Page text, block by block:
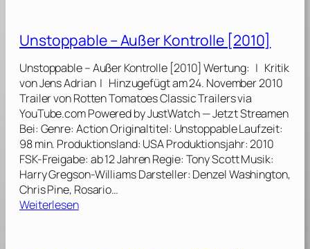
h
n
w
e
l
t
[
1
9
9
9
]
n
f
o
r
m
e
r
s
3
:
D
Unstoppable – Außer Kontrolle [2010]
Unstoppable – Außer Kontrolle [2010] Wertung: | Kritik
von Jens Adrian | Hinzugefügt am 24. November 2010
Trailer von Rotten Tomatoes Classic Trailers via
YouTube.com Powered by JustWatch — Jetzt Streamen
Bei: Genre: Action Originaltitel: Unstoppable Laufzeit:
98 min. Produktionsland: USA Produktionsjahr: 2010
FSK-Freigabe: ab 12 Jahren Regie: Tony Scott Musik:
Harry Gregson-Williams Darsteller: Denzel Washington,
Chris Pine, Rosario…
Weiterlesen: